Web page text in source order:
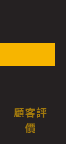
顧客評
價